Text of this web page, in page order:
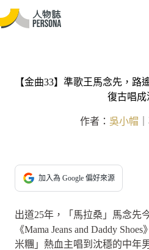
【金曲33】準歌王馬念先，
復古唱成
作者： 吳小帽
加入為 Google 偏好來源
出道25年，「馬拉桑」馬念先
《Mama Jeans and Daddy
米糰」熱血主唱到沈穩的中年